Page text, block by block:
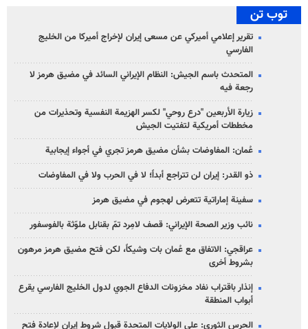
توب تن
تقرير إعلامي أميركي عن مسعى إيران لإخراج أميركا من الخليج
الفارسي
المتحدث باسم الجيش: النظام الإيراني السائد في مضيق هرمز لا
رجعة فيه
زيارة الأربعين "درع روحي" لكسر الهزيمة النفسية وتحذيرات من
مخططات أمريكية لتفتيت الجيش
عُمان: المفاوضات بشأن مضيق هرمز تجري في أجواء إيجابية
ذو القدر: إيران لن تتراجع أبداً؛ لا في الحرب ولا في المفاوضات
سفينة إماراتية تتعرض لهجوم في مضيق هرمز
نائب وزير الصحة الإيراني: قصف لامِرد تمّ بقنابل ملوّثة بالفوسفور
عراقجي: الاتفاق مع عُمان بات وشيكاً، لكن فتح مضيق هرمز مرهون
بشروط أخرى
إنذار باقتراب نفاد مخزونات الدفاع الجوي لدول الخليج الفارسي يقرع
أبواب المنطقة
الحرس الثوري: على الولايات المتحدة قبول شروط إيران لإعادة فتح